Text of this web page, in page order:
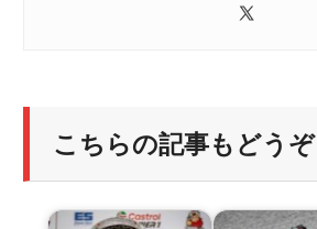
こちらの記事もどうぞ